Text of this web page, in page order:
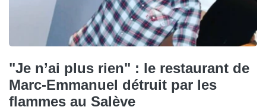
"Je n’ai plus rien" : le restaurant de
Marc-Emmanuel détruit par les
flammes au Salève